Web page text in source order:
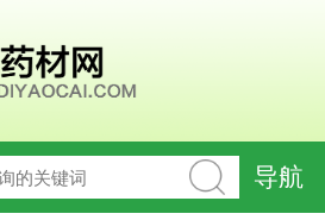
导航